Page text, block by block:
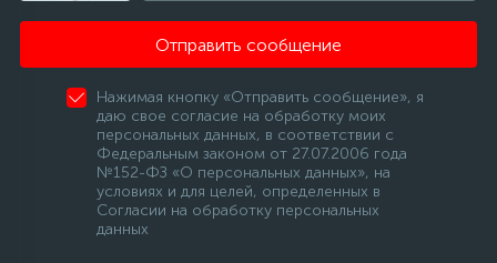
Отправить сообщение
Нажимая кнопку «Отправить сообщение», я
даю свое согласие на обработку моих
персональных данных, в соответствии с
Федеральным законом от 27.07.2006 года
№152-ФЗ «О персональных данных», на
условиях и для целей, определенных в
Согласии на обработку персональных
данных